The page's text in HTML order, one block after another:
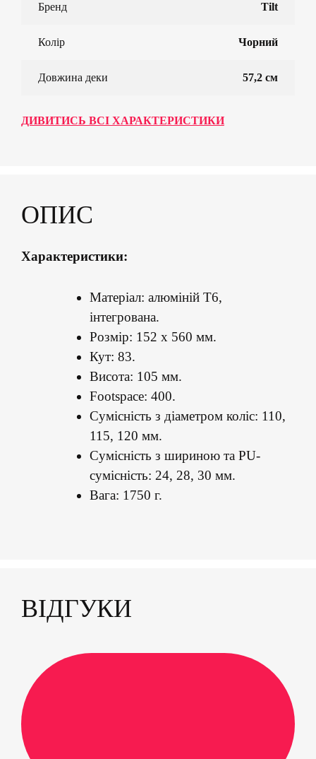
Бренд Tilt
Колір Чорний
Довжина деки 57,2 см
ДИВИТИСЬ ВСІ ХАРАКТЕРИСТИКИ
ОПИС
Характеристики:
Матеріал: алюміній Т6,
інтегрована.
Розмір: 152 х 560 мм.
Кут: 83.
Висота: 105 мм.
Footspace: 400.
Сумісність з діаметром коліс: 110,
115, 120 мм.
Сумісність з шириною та PU-
сумісність: 24, 28, 30 мм.
Вага: 1750 г.
ВІДГУКИ